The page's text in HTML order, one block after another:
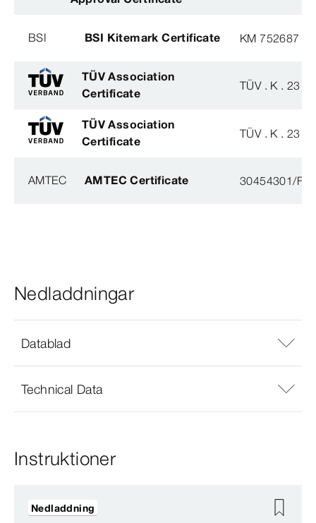
BSI BSI Kitemark Certificate KM 752687
TÜV Association
Certificate
TÜV . K . 23 -
TÜV Association
Certificate
TÜV . K . 23 -
AMTEC AMTEC Certificate 30454301/
Nedladdningar
Datablad
Technical Data
Instruktioner
Nedladdning